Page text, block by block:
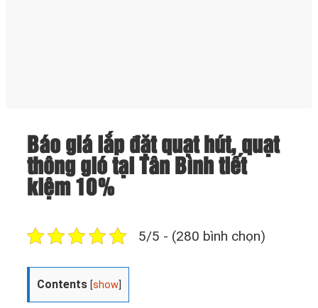
Báo giá lắp đặt quạt hút, quạt
thông gió tại Tân Bình tiết
kiệm 10%
5/5 - (280 bình chọn)
Contents [show